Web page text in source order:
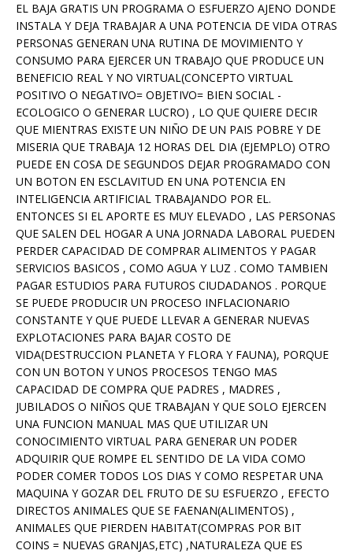
EL BAJA GRATIS UN PROGRAMA O ESFUERZO AJENO DONDE
INSTALA Y DEJA TRABAJAR A UNA POTENCIA DE VIDA OTRAS
PERSONAS GENERAN UNA RUTINA DE MOVIMIENTO Y
CONSUMO PARA EJERCER UN TRABAJO QUE PRODUCE UN
BENEFICIO REAL Y NO VIRTUAL(CONCEPTO VIRTUAL
POSITIVO O NEGATIVO= OBJETIVO= BIEN SOCIAL -
ECOLOGICO O GENERAR LUCRO) , LO QUE QUIERE DECIR
QUE MIENTRAS EXISTE UN NIÑO DE UN PAIS POBRE Y DE
MISERIA QUE TRABAJA 12 HORAS DEL DIA (EJEMPLO) OTRO
PUEDE EN COSA DE SEGUNDOS DEJAR PROGRAMADO CON
UN BOTON EN ESCLAVITUD EN UNA POTENCIA EN
INTELIGENCIA ARTIFICIAL TRABAJANDO POR EL.
ENTONCES SI EL APORTE ES MUY ELEVADO , LAS PERSONAS
QUE SALEN DEL HOGAR A UNA JORNADA LABORAL PUEDEN
PERDER CAPACIDAD DE COMPRAR ALIMENTOS Y PAGAR
SERVICIOS BASICOS , COMO AGUA Y LUZ . COMO TAMBIEN
PAGAR ESTUDIOS PARA FUTUROS CIUDADANOS . PORQUE
SE PUEDE PRODUCIR UN PROCESO INFLACIONARIO
CONSTANTE Y QUE PUEDE LLEVAR A GENERAR NUEVAS
EXPLOTACIONES PARA BAJAR COSTO DE
VIDA(DESTRUCCION PLANETA Y FLORA Y FAUNA), PORQUE
CON UN BOTON Y UNOS PROCESOS TENGO MAS
CAPACIDAD DE COMPRA QUE PADRES , MADRES ,
JUBILADOS O NIÑOS QUE TRABAJAN Y QUE SOLO EJERCEN
UNA FUNCION MANUAL MAS QUE UTILIZAR UN
CONOCIMIENTO VIRTUAL PARA GENERAR UN PODER
ADQUIRIR QUE ROMPE EL SENTIDO DE LA VIDA COMO
PODER COMER TODOS LOS DIAS Y COMO RESPETAR UNA
MAQUINA Y GOZAR DEL FRUTO DE SU ESFUERZO , EFECTO
DIRECTOS ANIMALES QUE SE FAENAN(ALIMENTOS) ,
ANIMALES QUE PIERDEN HABITAT(COMPRAS POR BIT
COINS = NUEVAS GRANJAS,ETC) ,NATURALEZA QUE ES